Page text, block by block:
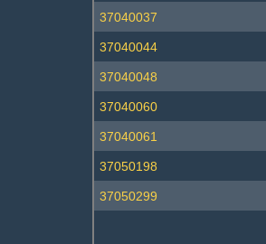
37040037
37040044
37040048
37040060
37040061
37050198
37050299